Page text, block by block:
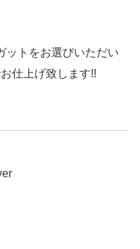
ットをお選びいただい
仕上げ致します!!